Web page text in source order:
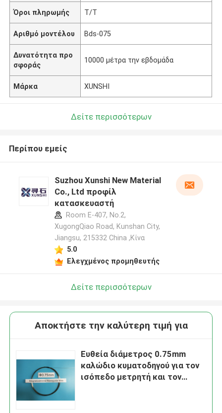
Όροι πληρωμής Τ/Τ
Αριθμό μοντέλου Bds-075
Δυνατότητα προ
σφοράς
10000 μέτρα την εβδομάδα
Μάρκα XUNSHI
Δείτε περισσότερων
Περίπου εμείς
Suzhou Xunshi New Material
Co., Ltd προφίλ
κατασκευαστή
Room E-407, No.2,
XugongQiao Road, Kunshan City,
Jiangsu, 215332 China ,Κίνα
5.0
Ελεγχμένος προμηθευτής
Δείτε περισσότερων
Αποκτήστε την καλύτερη τιμή για
Ευθεία διάμετρος 0.75mm
καλώδιο κυματοδηγού για τον
ισόπεδο μετρητή και τον